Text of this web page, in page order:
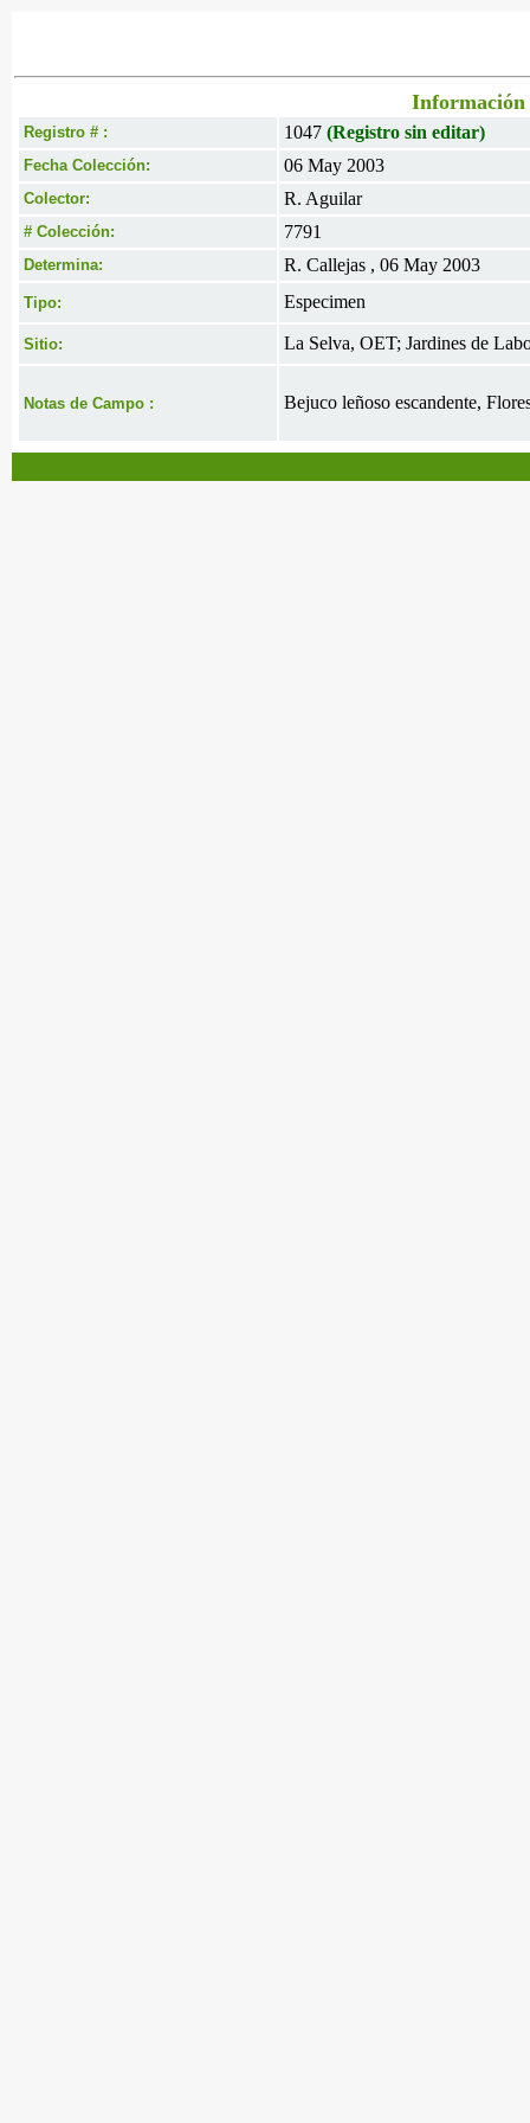
Información
Registro # : 1047 (Registro sin editar)
Fecha Colección: 06 May 2003
Colector: R. Aguilar
# Colección: 7791
Determina: R. Callejas , 06 May 2003
Tipo: Especimen
Sitio: La Selva, OET; Jardines de
Notas de Campo : Bejuco leñoso escandente,